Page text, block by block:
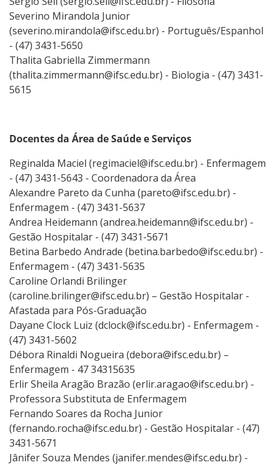
Severino Mirandola Junior
(severino.mirandola@ifsc.edu.br) - Português/Espanhol
- (47) 3431-5650
Thalita Gabriella Zimmermann
(thalita.zimmermann@ifsc.edu.br) - Biologia - (47) 3431-
5615
Docentes da Área de Saúde e Serviços
Reginalda Maciel (regimaciel@ifsc.edu.br) - Enfermagem
- (47) 3431-5643 - Coordenadora da Área
Alexandre Pareto da Cunha (pareto@ifsc.edu.br) -
Enfermagem - (47) 3431-5637
Andrea Heidemann (andrea.heidemann@ifsc.edu.br) -
Gestão Hospitalar - (47) 3431-5671
Betina Barbedo Andrade (betina.barbedo@ifsc.edu.br) -
Enfermagem - (47) 3431-5635
Caroline Orlandi Brilinger
(caroline.brilinger@ifsc.edu.br) – Gestão Hospitalar -
Afastada para Pós-Graduação
Dayane Clock Luiz (dclock@ifsc.edu.br) - Enfermagem -
(47) 3431-5602
Débora Rinaldi Nogueira (debora@ifsc.edu.br) –
Enfermagem - 47 34315635
Erlir Sheila Aragão Brazão (erlir.aragao@ifsc.edu.br) -
Professora Substituta de Enfermagem
Fernando Soares da Rocha Junior
(fernando.rocha@ifsc.edu.br) - Gestão Hospitalar - (47)
3431-5671
Jânifer Souza Mendes (janifer.mendes@ifsc.edu.br) -